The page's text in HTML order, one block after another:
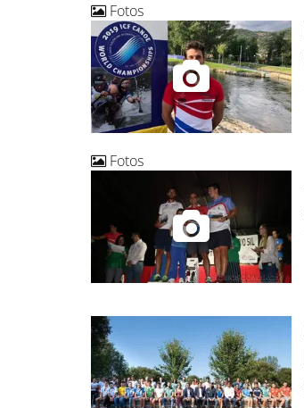
Fotos
Fotos